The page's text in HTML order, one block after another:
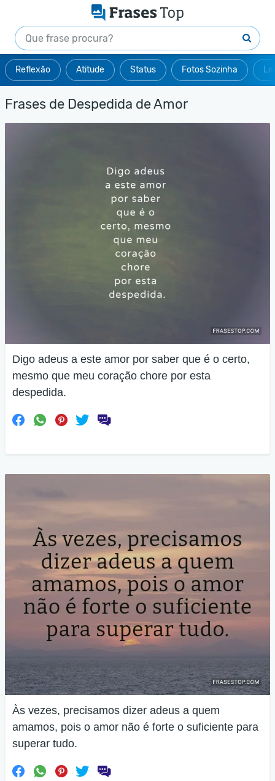
Reflexão Atitude Status Fotos Sozinha
Frases de Despedida de Amor
Digo adeus a este amor por saber que é o certo,
mesmo que meu coração chore por esta
despedida.
Às vezes, precisamos dizer adeus a quem
amamos, pois o amor não é forte o suficiente para
superar tudo.